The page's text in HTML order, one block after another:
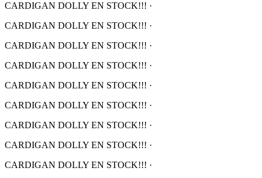
CARDIGAN DOLLY EN STOCK!!! ·
CARDIGAN DOLLY EN STOCK!!! ·
CARDIGAN DOLLY EN STOCK!!! ·
CARDIGAN DOLLY EN STOCK!!! ·
CARDIGAN DOLLY EN STOCK!!! ·
CARDIGAN DOLLY EN STOCK!!! ·
CARDIGAN DOLLY EN STOCK!!! ·
CARDIGAN DOLLY EN STOCK!!! ·
CARDIGAN DOLLY EN STOCK!!! ·